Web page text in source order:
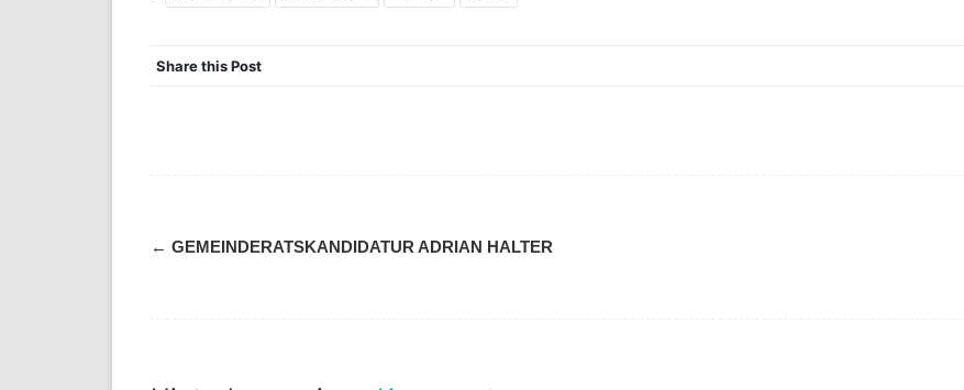
Share this Post
Navigation
← GEMEINDERATSKANDIDATUR ADRIAN HALTER